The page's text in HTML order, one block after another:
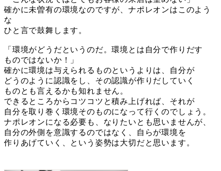
確かに未曽有の環境なのですが、ナポレオンはこのよう
な
ひと言で鼓舞します。
「環境がどうだというのだ。環境とは自分で作りだす
ものではないか！」
確かに環境は与えられるものというよりは、自分が
どうのように認識をし、その認識が作りだしていく
ものとも言えるかも知れません。
できるところからコツコツと積み上げれば、それが
自分を取り巻く環境そのものになって行くのでしょう。
ナポレオンになる必要も、なりたいとも思いませんが、
自分の外側を意識するのではなく、自らが環境を
作りあげていく、という姿勢は大切だと思います。